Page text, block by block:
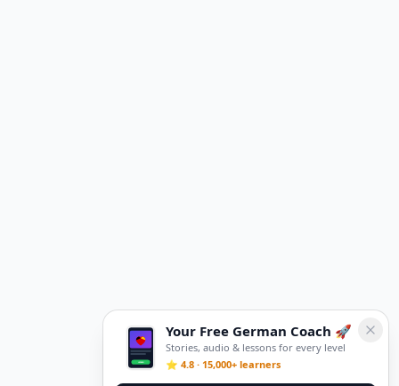
Your Free German Coach 🚀
Stories, audio & lessons for every level
⭐ 4.8 · 15,000+ learners